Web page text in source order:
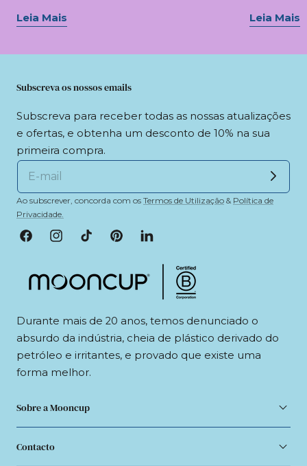
Leia Mais Leia Mais
Subscreva os nossos emails
Subscreva para receber todas as nossas atualizações
e ofertas, e obtenha um desconto de 10% na sua
primeira compra.
Ao subscrever, concorda com os Termos de Utilização & Política de
Privacidade.
FacebookInstagramTikTokPinterestLinkedIn
Durante mais de 20 anos, temos denunciado o
absurdo da indústria, cheia de plástico derivado do
petróleo e irritantes, e provado que existe uma
forma melhor.
Sobre a Mooncup
Contacto